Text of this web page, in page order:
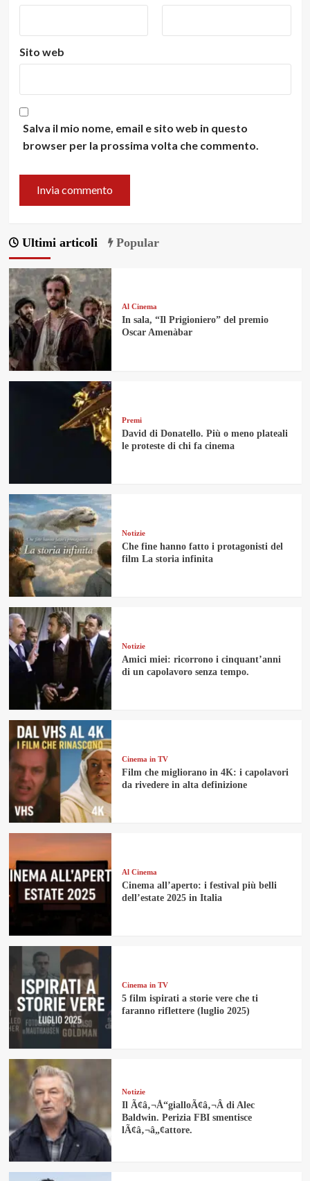
Sito web
Salva il mio nome, email e sito web in questo
browser per la prossima volta che commento.
Ultimi articoli Popular
Al Cinema
In sala, “Il Prigioniero” del premio
Oscar Amenàbar
Premi
David di Donatello. Più o meno plateali
le proteste di chi fa cinema
Notizie
Che fine hanno fatto i protagonisti del
film La storia infinita
Notizie
Amici miei: ricorrono i cinquant’anni
di un capolavoro senza tempo.
Cinema in TV
Film che migliorano in 4K: i capolavori
da rivedere in alta definizione
Al Cinema
Cinema all’aperto: i festival più belli
dell’estate 2025 in Italia
Cinema in TV
5 film ispirati a storie vere che ti
faranno riflettere (luglio 2025)
Notizie
Il Ã¢â‚¬Å“gialloÃ¢â‚¬Â di Alec
Baldwin. Perizia FBI smentisce
lÃ¢â‚¬â„¢attore.